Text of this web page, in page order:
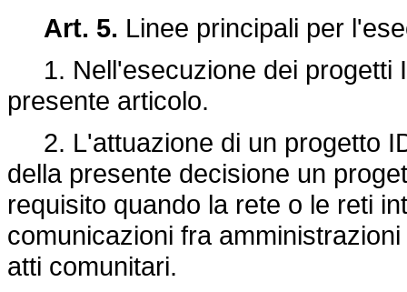
Art. 5. Linee principali per
1. Nell'esecuzione dei progetti
presente articolo.
2. L'attuazione di un progetto
della presente decisione un
requisito quando la rete o le reti
comunicazioni fra
atti comunitari.